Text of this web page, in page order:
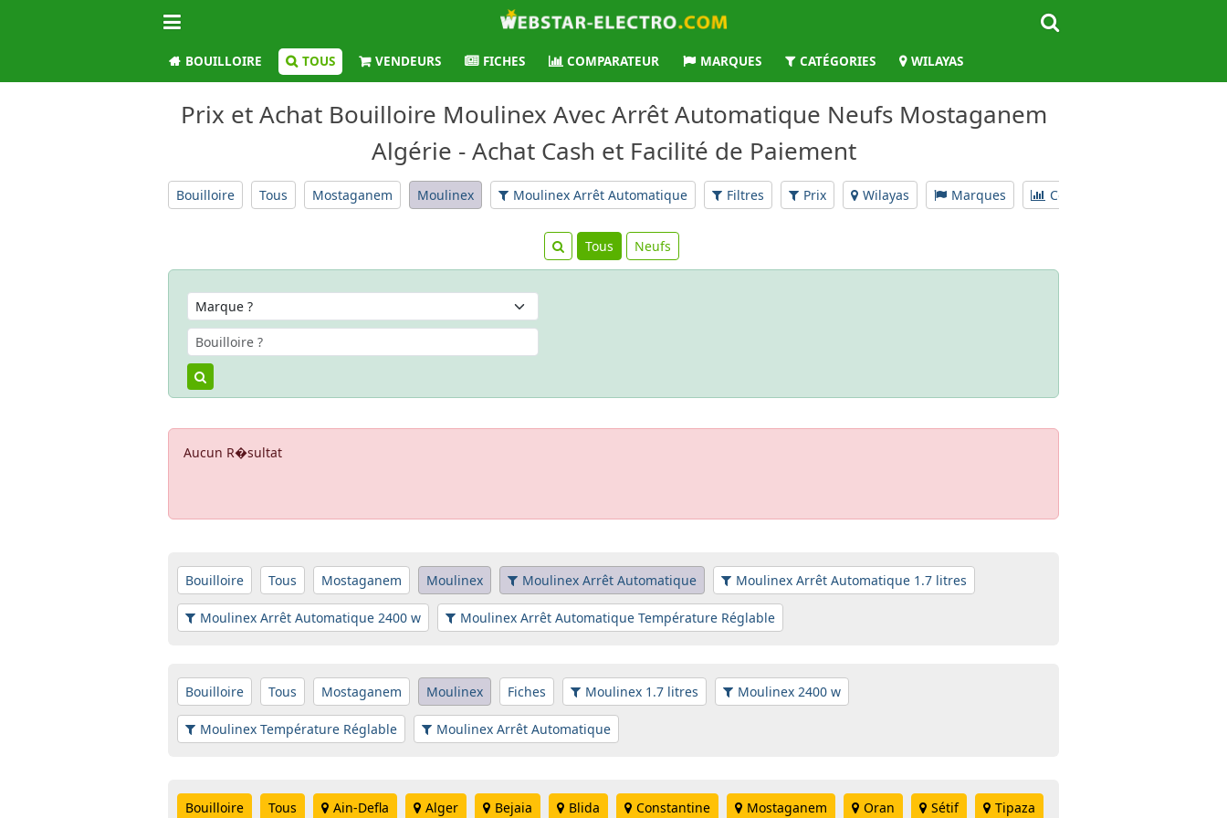
BOUILLOIRE TOUS VENDEURS FICHES COMPARATEUR MARQUES CATÉGORIES WILAYAS
Prix et Achat Bouilloire Moulinex Avec Arrêt Automatique Neufs Mostaganem
Algérie - Achat Cash et Facilité de Paiement
Bouilloire Tous Mostaganem Moulinex Moulinex Arrêt Automatique Filtres Prix Wilayas Marques Comparateur
Tous Neufs
Aucun R�sultat
Bouilloire Tous Mostaganem Moulinex Moulinex Arrêt Automatique Moulinex Arrêt Automatique 1.7 litres
Moulinex Arrêt Automatique 2400 w Moulinex Arrêt Automatique Température Réglable
Bouilloire Tous Mostaganem Moulinex Fiches Moulinex 1.7 litres Moulinex 2400 w
Moulinex Température Réglable Moulinex Arrêt Automatique
Bouilloire Tous Ain-Defla Alger Bejaia Blida Constantine Mostaganem Oran Sétif Tipaza